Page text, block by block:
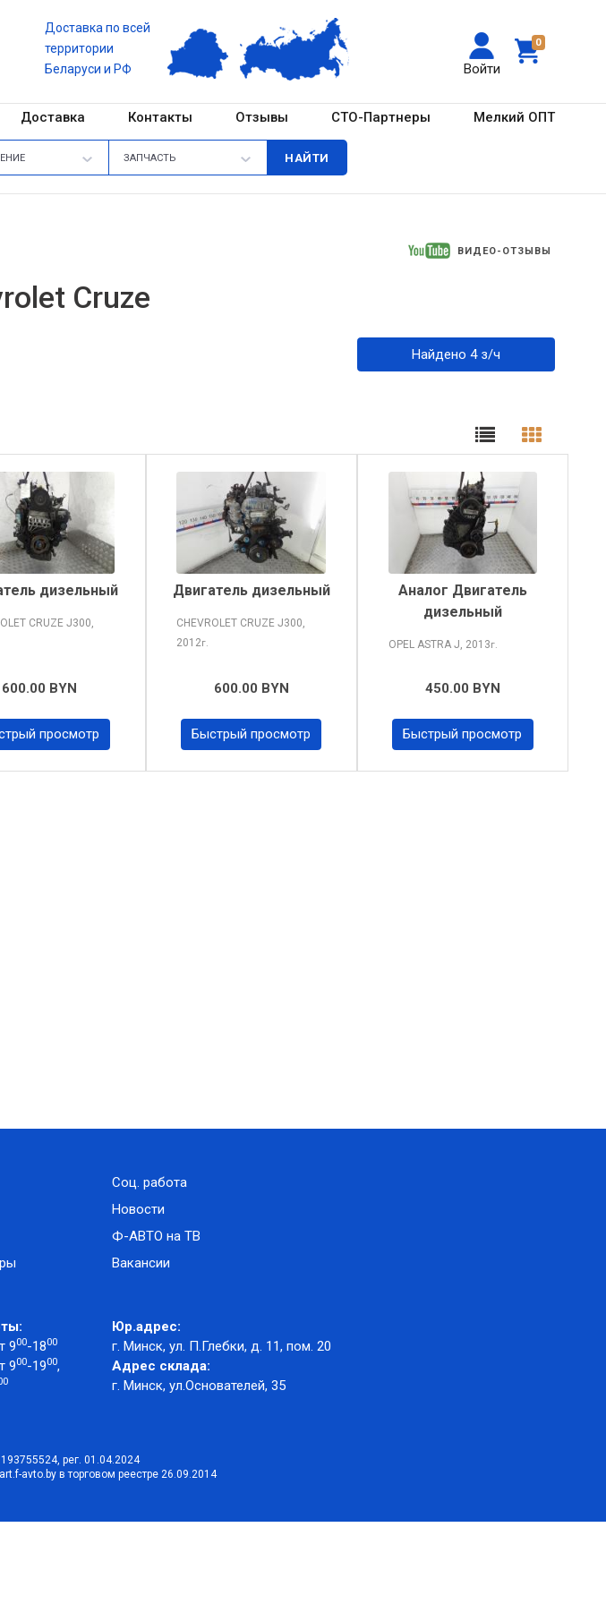
0
Войти
Доставка по всей
территории
Беларуси и РФ
Доставка Контакты Отзывы СТО-Партнеры Мелкий ОПТ
ЗАПЧАСТЬ
ВИДЕО-ОТЗЫВЫ
Cruze
Найдено 4 з/ч
дизельный
CRUZE J300,
600.00 BYN
просмотр
Двигатель дизельный
CHEVROLET CRUZEJ300,
2012г.
600.00 BYN
Быстрый просмотр
Аналог Двигатель
дизельный
OPEL ASTRA J, 2013г.
450.00 BYN
Быстрый просмотр
Соц. работа
Новости
Ф-АВТО на ТВ
Вакансии
900-1800
900-1900,
Юр.адрес:
г. Минск, ул. П.Глебки, д. 11, пом. 20
Адрес склада:
г. Минск, ул.Основателей, 35
рег. 01.04.2024
avto.by в торговом реестре 26.09.2014